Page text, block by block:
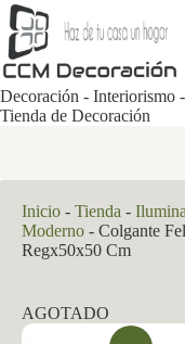
Saltar
al
contenido
Decoración - Interiorismo
Tienda de Decoración
Inicio - Tienda -
Moderno - Colgante
Regx50x50 Cm
AGOTADO